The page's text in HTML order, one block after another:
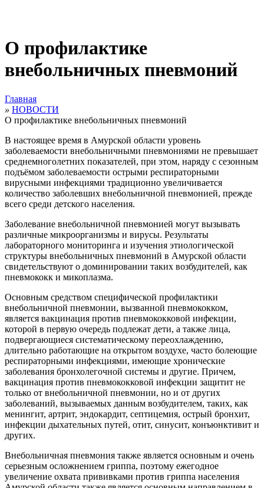
О профилактике
внебольничных пневмоний
Главная
» НОВОСТИ
О профилактике внебольничных пневмоний
В настоящее время в Амурской области уровень
заболеваемости внебольничными пневмониями не превышает
среднемноголетних показателей, при этом, наряду с сезонным
подъёмом заболеваемости острыми респираторными
вирусными инфекциями традиционно увеличивается
количество заболевших внебольничной пневмонией, прежде
всего среди детского населения.
Заболевание внебольничной пневмонией могут вызывать
различные микроорганизмы и вирусы. Результаты
лабораторного мониторинга и изучения этиологической
структуры внебольничных пневмоний в Амурской области
свидетельствуют о доминировании таких возбудителей, как
пневмококк и микоплазма.
Основным средством специфической профилактики
внебольничной пневмонии, вызванной пневмококком,
является вакцинация против пневмококковой инфекции,
которой в первую очередь подлежат дети, а также лица,
подвергающиеся систематическому переохлаждению,
длительно работающие на открытом воздухе, часто болеющие
респираторными инфекциями, имеющие хронические
заболевания бронхолегочной системы и другие. Причем,
вакцинация против пневмококковой инфекции защитит не
только от внебольничной пневмонии, но и от других
заболеваний, вызываемых данным возбудителем, таких, как
менингит, артрит, эндокардит, септицемия, острый бронхит,
инфекции дыхательных путей, отит, синусит, конъюнктивит и
других.
Внебольничная пневмония также является основным и очень
серьезным осложнением гриппа, поэтому ежегодное
увеличение охвата прививками против гриппа населения